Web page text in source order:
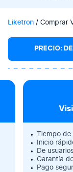
Liketron / Comprar
PRECIO:
Tiempo
Inicio
De
Garantía
Pago